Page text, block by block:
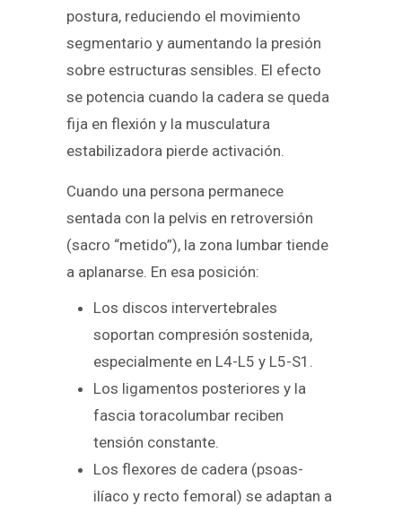
postura, reduciendo el movimiento
segmentario y aumentando la presión
sobre estructuras sensibles. El efecto
se potencia cuando la cadera se queda
fija en flexión y la musculatura
estabilizadora pierde activación.
Cuando una persona permanece
sentada con la pelvis en retroversión
(sacro “metido”), la zona lumbar tiende
a aplanarse. En esa posición:
Los discos intervertebrales
soportan compresión sostenida,
especialmente en L4-L5 y L5-S1.
Los ligamentos posteriores y la
fascia toracolumbar reciben
tensión constante.
Los flexores de cadera (psoas-
ilíaco y recto femoral) se adaptan a